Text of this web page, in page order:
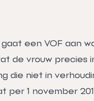
een VOF aan
de vrouw
die niet in
per 1 november